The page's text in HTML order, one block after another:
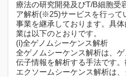
療法の研究開発及びT/B細胞受
ア解析(※25)サービスを行って
事業を継承しております。具
業は以下のとおりです。
(ⅰ)全ゲノムシーケンス解析
全ゲノムシーケンス解析は、
伝子情報を解析する手法です
エクソームシーケンス解析は